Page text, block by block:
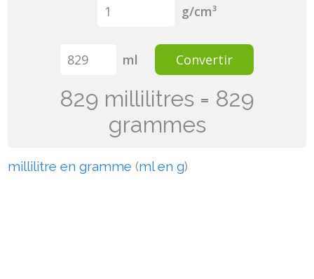
g/cm³
ml Convertir
829 millilitres = 829
grammes
millilitre en gramme (ml en g)